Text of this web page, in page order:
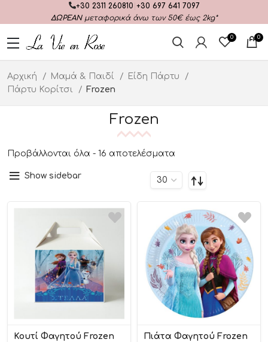
+30 2311 260810 +30 697 641 7097
ΔΩΡΕΑΝμεταφορικά άνω των 50€ έως 2kg*
0 0
Αρχική Μαμά & Παιδί
Είδη Πάρτυ
Πάρτυ Κορίτσι
Frozen
Frozen
Προβάλλονται όλα - 16 αποτελέσματα
Show sidebar
Κουτί Φαγητού Frozen
Πιάτα Φαγητού Frozen